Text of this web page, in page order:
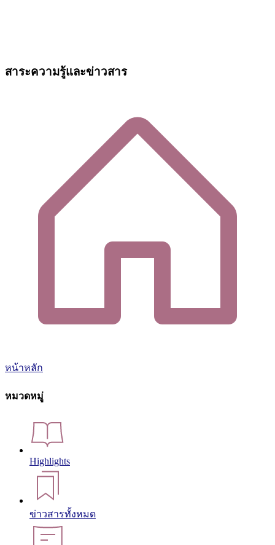
สาระความรู้และข่าวสาร
หน้าหลัก
หมวดหมู่
Highlights
ข่าวสารทั้งหมด